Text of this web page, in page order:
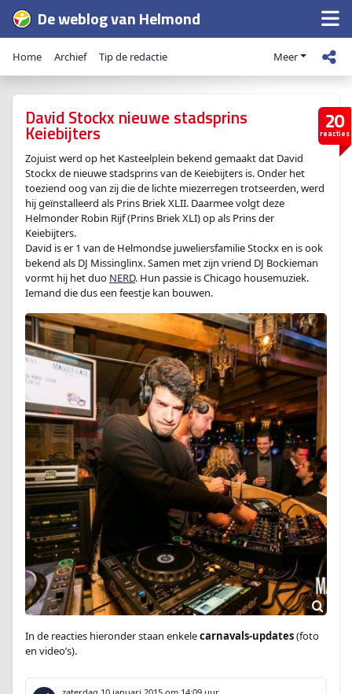
De weblog van Helmond
Home Archief Tip de redactie Meer
20
reacties
David Stockx nieuwe stadsprins
Keiebijters
Zojuist werd op het Kasteelplein bekend gemaakt dat David
Stockx de nieuwe stadsprins van de Keiebijters is. Onder het
toeziend oog van zij die de lichte miezerregen trotseerden, werd
hij geïnstalleerd als Prins Briek XLII. Daarmee volgt deze
Helmonder Robin Rijf (Prins Briek XLI) op als Prins der
Keiebijters.
David is er 1 van de Helmondse juweliersfamilie Stockx en is ook
bekend als DJ Missinglinx. Samen met zijn vriend DJ Bockieman
vormt hij het duo NERD. Hun passie is Chicago housemuziek.
Iemand die dus een feestje kan bouwen.
In de reacties hieronder staan enkelecarnavals-updates(foto
en video’s).